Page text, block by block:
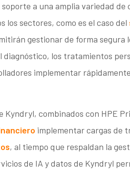
a una amplia variedad de
los sectores, como es el caso del
gestionar de forma segura
diagnóstico, los tratamientos
implementar rápidamente
Kyndryl, combinados con HPE
implementar cargas de
, al tiempo que respaldan la
de IA y datos de Kyndryl